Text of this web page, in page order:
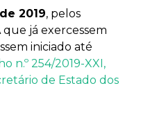
2019, pelos
que já exercessem
iniciado até
n.º 254/2019-XXI,
de Estado dos